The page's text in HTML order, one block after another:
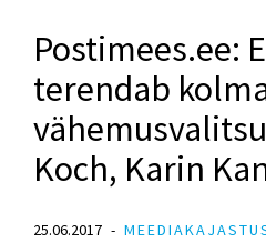
Postimees.ee:
terendab
Koch, Karin
25.06.2017